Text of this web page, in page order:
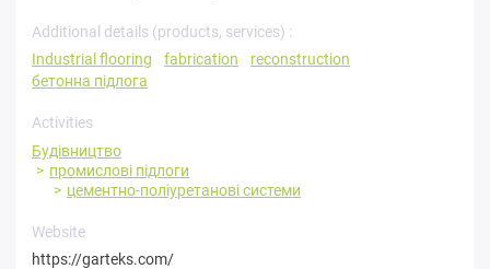
Additional details (products, services) :
Industrial flooring
fabrication
reconstruction
бетонна підлога
Activities
Будівництво
промислові підлоги
цементно-поліуретанові системи
Website
https://garteks.com/